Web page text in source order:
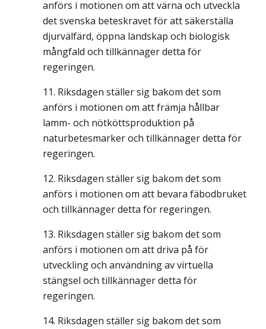
anförs i motionen om att värna och utveckla
det svenska beteskravet för att säkerställa
djurvälfärd, öppna landskap och biologisk
mångfald och tillkännager detta för
regeringen.
Riksdagen ställer sig bakom det som
anförs i motionen om att främja hållbar
lamm- och nötköttsproduktion på
naturbetesmarker och tillkännager detta för
regeringen.
Riksdagen ställer sig bakom det som
anförs i motionen om att bevara fäbodbruket
och tillkännager detta för regeringen.
Riksdagen ställer sig bakom det som
anförs i motionen om att driva på för
utveckling och användning av virtuella
stängsel och tillkännager detta för
regeringen.
Riksdagen ställer sig bakom det som